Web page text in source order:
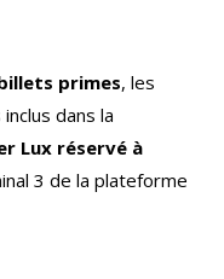
primes, les
dans la
Lux réservé à
3 de la plateforme